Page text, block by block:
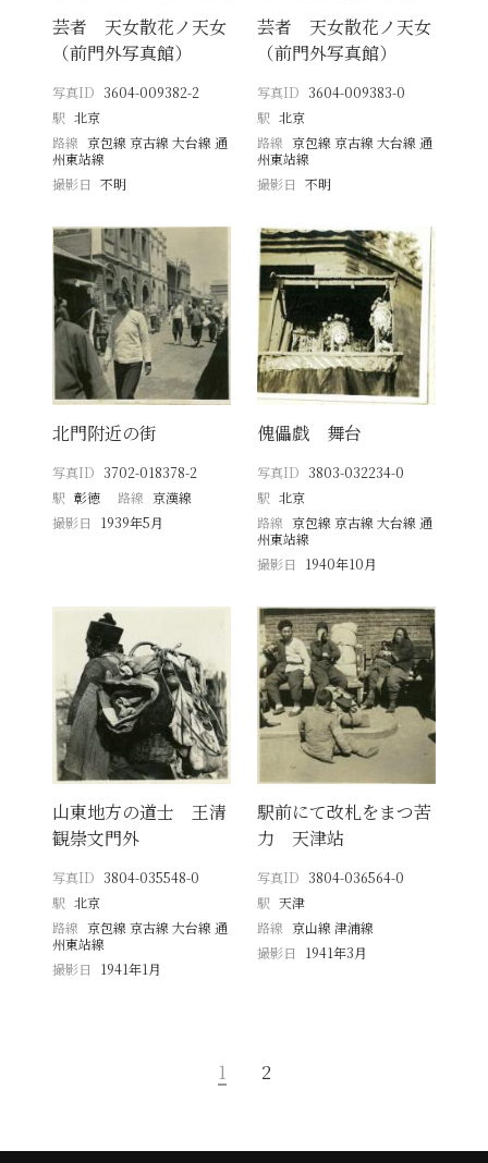
芸者 天女散花ノ天女
（前門外写真館）
写真ID 3604-009382-2
駅 北京
路線 京包線 京古線 大台線 通
州東站線
撮影日
不明
芸者 天女散花ノ天女
（前門外写真館）
写真ID 3604-009383-0
駅 北京
路線 京包線 京古線 大台線 通
州東站線
撮影日 不明
北門附近の街
写真ID 3702-018378-2
駅 彰徳 路線 京漢線
撮影日
1939年5月
傀儡戯 舞台
写真ID 3803-032234-0
駅 北京
路線 京包線 京古線 大台線 通
州東站線
撮影日
1940年10月
山東地方の道士 王清
観崇文門外
写真ID 3804-035548-0
駅 北京
路線 京包線 京古線 大台線 通
州東站線
撮影日
1941年1月
駅前にて改札をまつ苦
力 天津站
写真ID 3804-036564-0
駅 天津
路線 京山線 津浦線
撮影日
1941年3月
1 2